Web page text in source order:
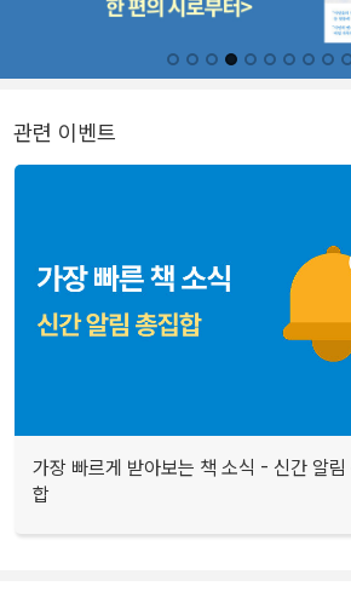
관련 이벤트
가장 빠르게 받아보는 책 소식 - 신간 알림
합